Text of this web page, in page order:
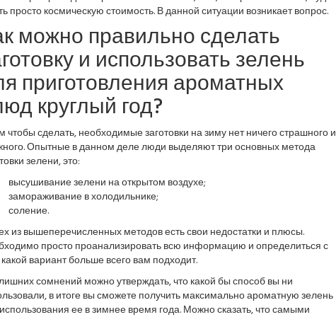
просто космическую стоимость. В данной ситуации возникает вопрос.
можно правильно сделать
и использовать зелень
приготовления ароматных
круглый год?
чтобы сделать, необходимые заготовки на зиму нет ничего страшного и
Опытные в данном деле люди выделяют три основных метода
зелени, это:
высушивание зелени на открытом воздухе;
замораживание в холодильнике;
соление.
из вышеперечисленных методов есть свои недостатки и плюсы.
просто проанализировать всю информацию и определиться с
вариант больше всего вам подходит.
сомнений можно утверждать, что какой бы способ вы ни
в итоге вы сможете получить максимально ароматную зелень
ее в зимнее время года. Можно сказать, что самыми